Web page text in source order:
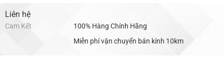
hạng 5.00
5 sao
Liên hệ
Cam Kết
100% Hàng Chính Hãng
Miễn phí vận chuyển bán kính 10km